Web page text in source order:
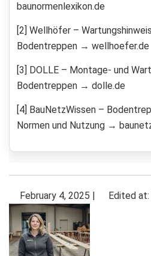
baunormenlexikon.de
[2] Wellhöfer –
Bodentreppen → wellhoefer.de
[3] DOLLE – Montage- und
Bodentreppen → dolle.de
[4] BauNetzWissen –
Normen und Nutzung →
February 4, 2025 | Edited